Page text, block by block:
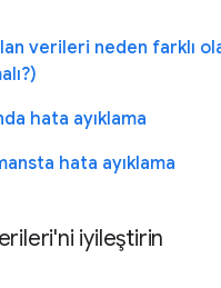
verileri neden farklı
hata ayıklama
hata ayıklama
iyileştirin